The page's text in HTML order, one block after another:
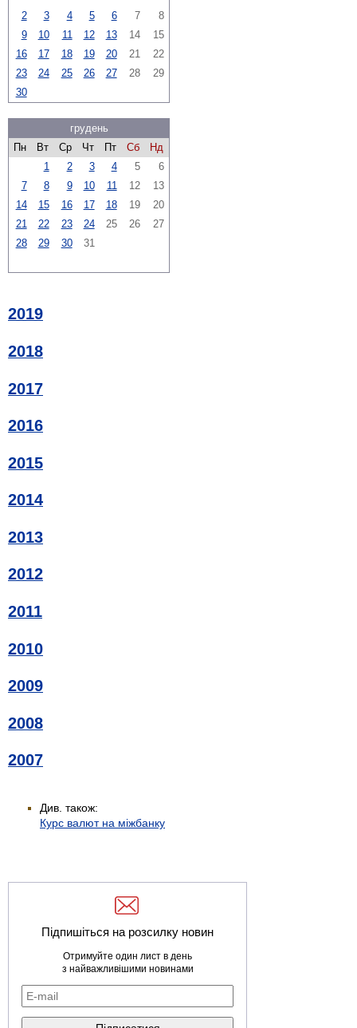
2
3 4 5 6 7
8
9
10 11 12 13 14
15
16
17 18 19 20 21
22
23
24 25 26 27 28
29
30
грудень
Пн
Вт Ср Чт Пт Сб
Нд
1
2 3 4 5
6
7
8 9 10 11 12
13
14
15 16 17 18 19
20
21
22 23 24 25 26
27
28
29 30 31
2019
2018
2017
2016
2015
2014
2013
2012
2011
2010
2009
2008
2007
Див. також:
Курс валют на міжбанку
Підпишіться на розсилку новин
Отримуйте один лист в день
з найважливішими новинами